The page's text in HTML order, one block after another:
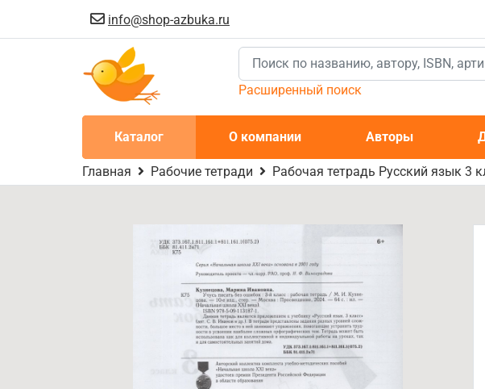
info@shop-azbuka.ru
Расширенный поиск
Каталог О компании Авторы
Главная Рабочие тетради Рабочая тетрадь Русский язык 3